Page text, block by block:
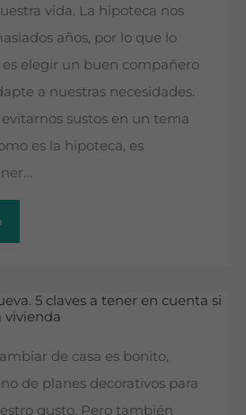
vida. La hipoteca nos
años, por lo que lo
elegir un buen compañero
a nuestras necesidades.
sustos en un tema
es la hipoteca, es
de casa es bonito,
de planes decorativos para
gusto. Pero también